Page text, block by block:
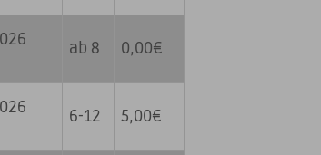
ab 8 0,00€
6-12 5,00€